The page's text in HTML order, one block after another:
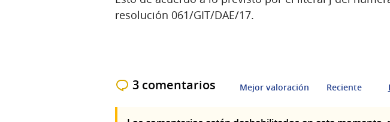
resolución 061/GIT/DAE/17.
3 comentarios Mejor valoración Reciente